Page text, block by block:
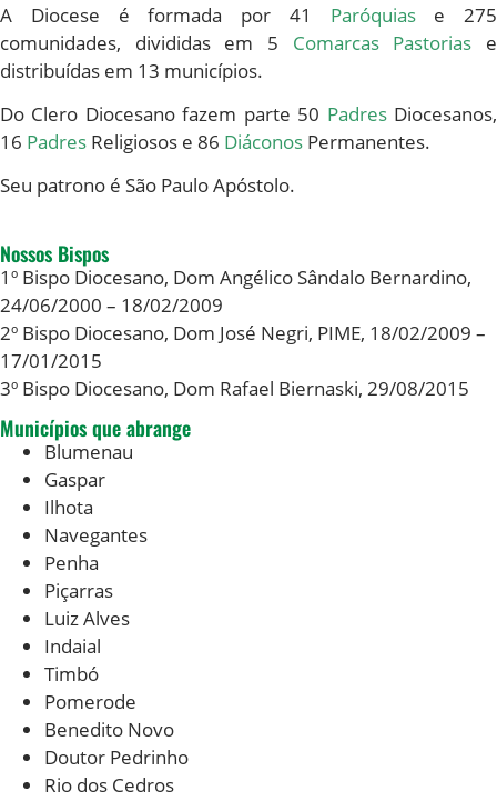
A Diocese é formada por 41 Paróquiase 275
comunidades, divididas em 5 Comarcas Pastorias e
distribuídas em 13 municípios.
Do Clero Diocesano fazem parte 50 Padres Diocesanos,
16 Padres Religiosos e 86 Diáconos Permanentes.
Seu patrono é São Paulo Apóstolo.
Nossos Bispos
1º Bispo Diocesano, Dom Angélico Sândalo Bernardino,
24/06/2000 – 18/02/2009
2º Bispo Diocesano, Dom José Negri, PIME, 18/02/2009 –
17/01/2015
3º Bispo Diocesano, Dom Rafael Biernaski, 29/08/2015
Municípios que abrange
Blumenau
Gaspar
Ilhota
Navegantes
Penha
Piçarras
Luiz Alves
Indaial
Timbó
Pomerode
Benedito Novo
Doutor Pedrinho
Rio dos Cedros